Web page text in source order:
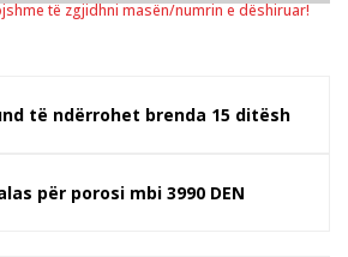
të zgjidhni masën/numrin e dëshiruar!
të ndërrohet brenda 15 ditësh
për porosi mbi 3990 DEN